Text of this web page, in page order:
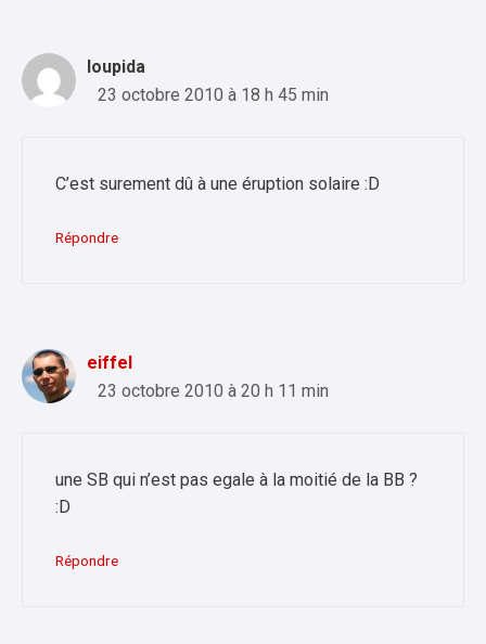
loupida
23 octobre 2010 à 18 h 45 min
C’est surement dû à une éruption solaire :D
Répondre
eiffel
23 octobre 2010 à 20 h 11 min
une SB qui n’est pas egale à la moitié de la BB ?
:D
Répondre